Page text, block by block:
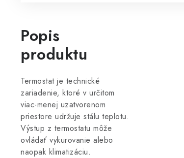
Popis
produktu
Termostat je technické
zariadenie, ktoré v určitom
viac-menej uzatvorenom
priestore udržuje stálu teplotu.
Výstup z termostatu môže
ovládať vykurovanie alebo
naopak klimatizáciu.